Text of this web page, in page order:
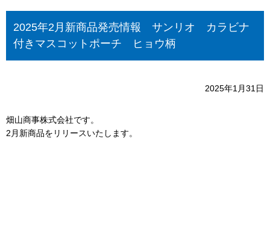
2025年2月新商品発売情報 サンリオ カラビナ
付きマスコットポーチ ヒョウ柄
2025年1月31日
畑山商事株式会社です。
2月新商品をリリースいたします。